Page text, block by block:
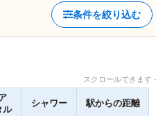
条件を絞り込む
スクロールできま
ル
シャワー 駅からの距離